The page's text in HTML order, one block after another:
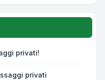
privati!
privati